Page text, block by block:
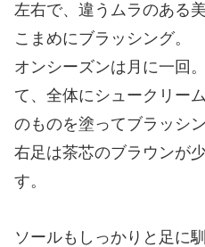
左右で、違うムラのある
こまめにブラッシング。
オンシーズンは月に一回
て、全体にシュークリー
のものを塗ってブラッシ
右足は茶芯のブラウンが
す。
ソールもしっかりと足に